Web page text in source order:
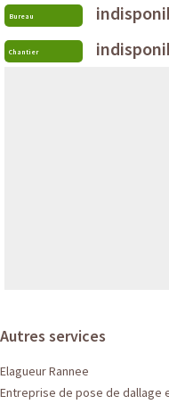
Bureau
Chantier
Autres services
Elagueur Rannee
Entreprise de pose de dallage